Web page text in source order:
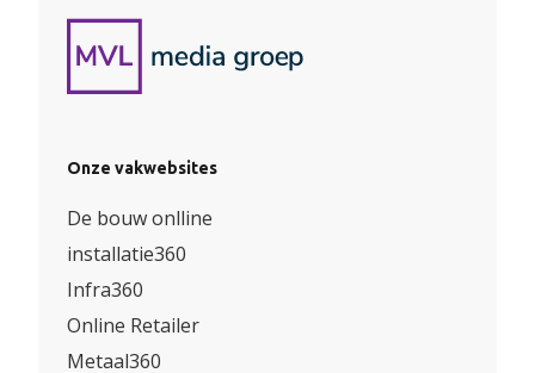
Onze vakwebsites
De bouw onlline
installatie360
Infra360
Online Retailer
Metaal360